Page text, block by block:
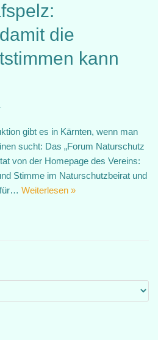
die
kann
gibt es in Kärnten, wenn man
sucht: Das „Forum Naturschutz
von der Homepage des Vereins:
Stimme im Naturschutzbeirat und
Weiterlesen »